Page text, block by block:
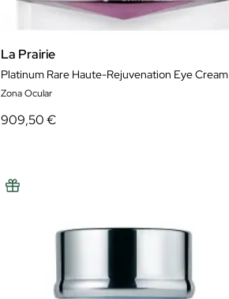
La Prairie
Platinum Rare Haute-Rejuvenation Eye Cream
Zona Ocular
909,50 €